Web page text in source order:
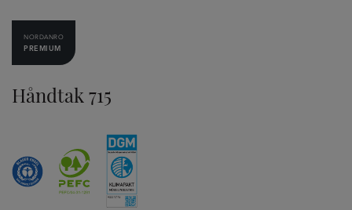
Håndtak 715
NORDANRO
PREMIUM